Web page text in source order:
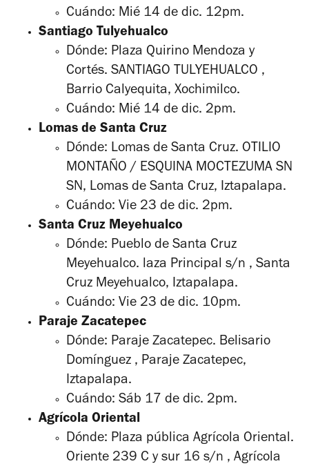
Cuándo: Mié 14 de dic. 12pm.
Santiago Tulyehualco
Dónde: Plaza Quirino Mendoza y
Cortés. SANTIAGO TULYEHUALCO ,
Barrio Calyequita, Xochimilco.
Cuándo: Mié 14 de dic. 2pm.
Lomas de Santa Cruz
Dónde: Lomas de Santa Cruz. OTILIO
MONTAÑO / ESQUINA MOCTEZUMA SN
SN, Lomas de Santa Cruz, Iztapalapa.
Cuándo: Vie 23 de dic. 2pm.
Santa Cruz Meyehualco
Dónde: Pueblo de Santa Cruz
Meyehualco. laza Principal s/n , Santa
Cruz Meyehualco, Iztapalapa.
Cuándo: Vie 23 de dic. 10pm.
Paraje Zacatepec
Dónde: Paraje Zacatepec. Belisario
Domínguez , Paraje Zacatepec,
Iztapalapa.
Cuándo: Sáb 17 de dic. 2pm.
Agrícola Oriental
Dónde: Plaza pública Agrícola Oriental.
Oriente 239 C y sur 16 s/n , Agrícola